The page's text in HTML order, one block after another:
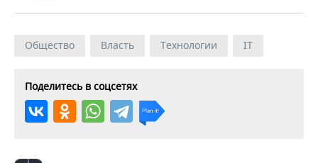
Общество Власть Технологии IT
Поделитесь в соцсетях